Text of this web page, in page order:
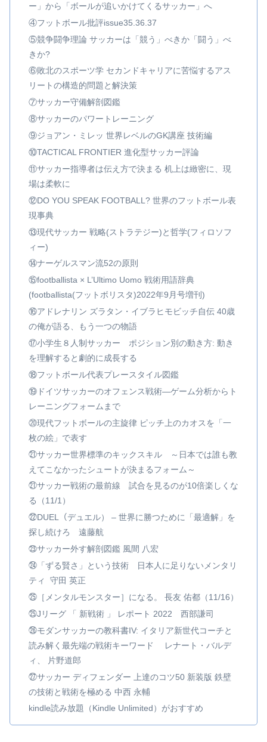
ー」から「ボールが追いかけてくるサッカー」へ
④フットボール批評issue35.36.37
⑤競争闘争理論 サッカーは「競う」べきか「闘う」べ
きか?
⑥敗北のスポーツ学 セカンドキャリアに苦悩するアス
リートの構造的問題と解決策
⑦サッカー守備解剖図鑑
⑧サッカーのパワートレーニング
⑨ジョアン・ミレッ 世界レベルのGK講座 技術編
⑩TACTICAL FRONTIER 進化型サッカー評論
⑪サッカー指導者は伝え方で決まる 机上は緻密に、現
場は柔軟に
⑫DO YOU SPEAK FOOTBALL? 世界のフットボール表
現事典
⑬現代サッカー 戦略(ストラテジー)と哲学(フィロソフ
ィー)
⑭ナーゲルスマン流52の原則
⑮footballista × L’Ultimo Uomo 戦術用語辞典
(footballista(フットボリスタ)2022年9月号増刊)
⑯アドレナリン ズラタン・イブラヒモビッチ自伝 40歳
の俺が語る、もう一つの物語
⑰小学生８人制サッカー ポジション別の動き方: 動き
を理解すると劇的に成長する
⑱フットボール代表プレースタイル図鑑
⑲ドイツサッカーのオフェンス戦術―ゲーム分析からト
レーニングフォームまで
⑳現代フットボールの主旋律 ピッチ上のカオスを「一
枚の絵」で表す
㉑サッカー世界標準のキックスキル ～日本では誰も教
えてこなかったシュートが決まるフォーム～
㉑サッカー戦術の最前線 試合を見るのが10倍楽しくな
る（11/1）
㉒DUEL（デュエル） – 世界に勝つために「最適解」を
探し続けろ 遠藤航
㉓サッカー外す解剖図鑑 風間 八宏
㉔「ずる賢さ」という技術 日本人に足りないメンタリ
ティ 守田 英正
㉕［メンタルモンスター］になる。 長友 佑都（11/16）
㉕Jリーグ 「 新戦術 」 レポート 2022 西部謙司
㉖モダンサッカーの教科書IV: イタリア新世代コーチと
読み解く最先端の戦術キーワード レナート・バルデ
ィ、 片野道郎
㉗サッカー ディフェンダー 上達のコツ50 新装版 鉄壁
の技術と戦術を極める 中西 永輔
kindle読み放題（Kindle Unlimited）がおすすめ